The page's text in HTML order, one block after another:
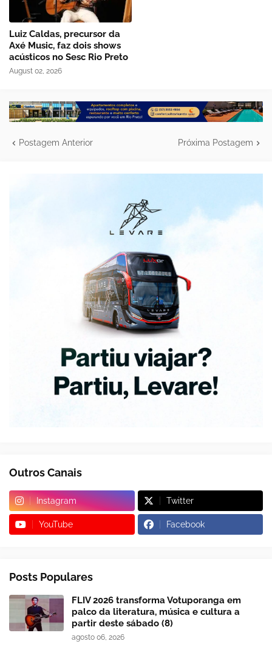
Luiz Caldas, precursor da
Axé Music, faz dois shows
acústicos no Sesc Rio Preto
August 02, 2026
Postagem Anterior Próxima Postagem
Outros Canais
Instagram Twitter
YouTube Facebook
Posts Populares
FLIV 2026 transforma Votuporanga em
palco da literatura, música e cultura a
partir deste sábado (8)
agosto 06, 2026